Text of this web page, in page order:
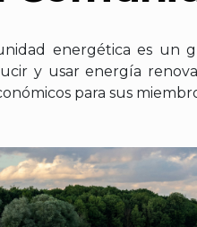
energética es un
y usar energía
para sus